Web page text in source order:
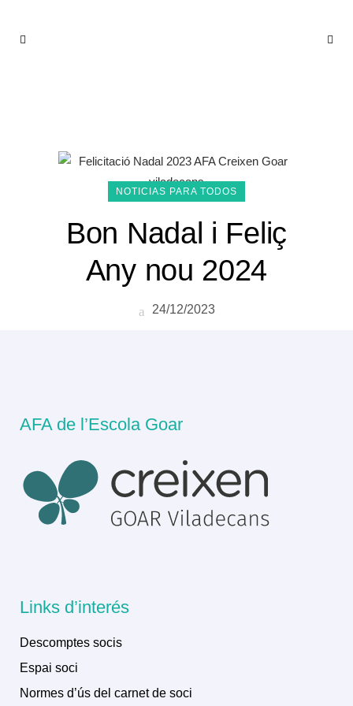
NOTICIAS PARA TODOS
Bon Nadal i Feliç
Any nou 2024
24/12/2023
AFA de l’Escola Goar
Links d’interés
Descomptes socis
Espai soci
Normes d’ús del carnet de soci